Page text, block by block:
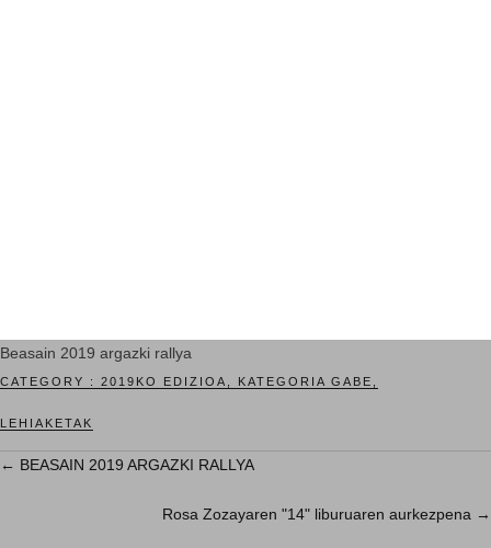
Beasain 2019 argazki rallya
CATEGORY : 2019KO EDIZIOA KATEGORIA GABE
LEHIAKETAK
← BEASAIN 2019 ARGAZKI RALLYA
Rosa Zozayaren "14" liburuaren aurkezpena →